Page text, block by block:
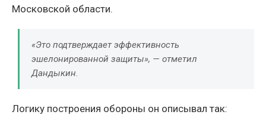
Московской области.
«Это подтверждает эффективность
эшелонированной защиты», — отметил
Дандыкин.
Логику построения обороны он описывал так: